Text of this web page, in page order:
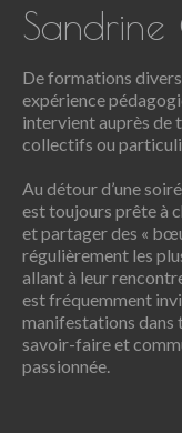
Sandrine
De formations
expérience
intervient auprès de
collectifs ou
Au détour d’une
est toujours prête à
et partager des «
régulièrement les
allant à leur
est fréquemment
manifestations dans
savoir-faire et
passionnée.